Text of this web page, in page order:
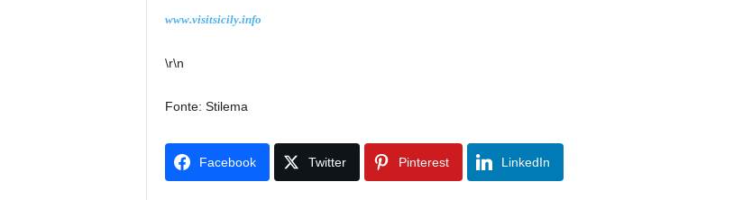
www.visitsicily.info
\r\n
Fonte: Stilema
Facebook Twitter Pinterest LinkedIn